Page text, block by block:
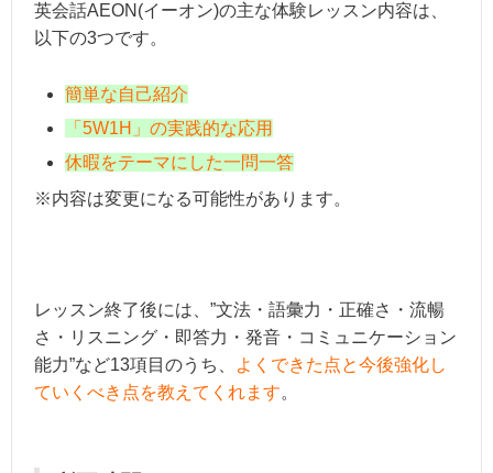
英会話AEON(イーオン)の主な体験レッスン内容は、
以下の3つです。
簡単な自己紹介
「5W1H」の実践的な応用
休暇をテーマにした一問一答
※内容は変更になる可能性があります。
レッスン終了後には、”文法・語彙力・正確さ・流暢
さ・リスニング・即答力・発音・コミュニケーション
能力”など13項目のうち、
よくできた点と今後強化し
ていくべき点を教えてくれます。